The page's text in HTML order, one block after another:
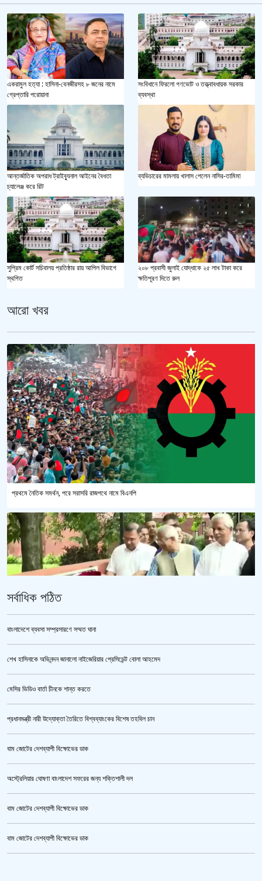
একরামুল হত্যা : হাসিনা-বেনজীরসহ ৮ জনের নামে
গ্রেপ্তারি পরোয়ানা
সংবিধানে ফিরলো গণভোট ও তত্ত্বাবধায়ক সরকার
ব্যবস্থা
আন্তর্জাতিক অপরাধ ট্রাইব্যুনাল আইনের বৈধতা
চ্যালেঞ্জ করে রিট
ব্যভিচারের মামলায় খালাস পেলেন নাসির-তামিমা
সুপ্রিম কোর্ট সচিবালয় প্রতিষ্ঠার রায় আপিল বিভাগে
স্থগিত
২০৮ প্রবাসী জুলাই যোদ্ধাকে ২৫ লাখ টাকা করে
ক্ষতিপূরণ দিতে রুল
আরো খবর
প্রথমে নৈতিক সমর্থন, পরে সরাসরি রাজপথে নামে বিএনপি
‘জুলাই গণঅভ্যুত্থান স্মৃতি জাদুঘর’ উদ্বোধন করলেন প্রধানমন্ত্রী
সর্বাধিক পঠিত
বাংলাদেশে ব্যবসা সম্প্রসারণে সম্মত ঘানা
শেখ হাসিনাকে অভিনন্দন জানালো নাইজেরিয়ার প্রেসিডেন্ট বোলা আহমেদ
মেসির ভিডিও বার্তা চীনকে শান্ত করতে
প্রধানমন্ত্রী নারী উদ্যোক্তা তৈরিতে বিশ্বব্যাংকের বিশেষ তহবিল চান
বাম জোটের দেশব্যাপী বিক্ষোভের ডাক
অস্ট্রেলিয়ার ঘোষণা বাংলাদেশ সফরের জন্য শক্তিশালী দল
বাম জোটের দেশব্যাপী বিক্ষোভের ডাক
বাম জোটের দেশব্যাপী বিক্ষোভের ডাক